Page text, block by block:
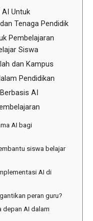
Untuk
Tenaga Pendidik
Pembelajaran
Siswa
dan Kampus
Pendidikan
AI
AI bagi
siswa belajar
AI di
peran guru?
depan AI dalam